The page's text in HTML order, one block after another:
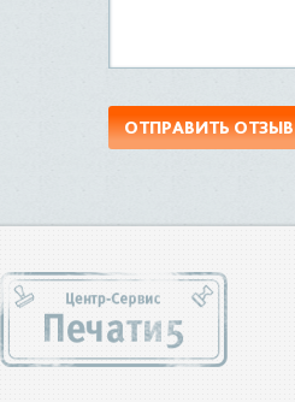
ОТПРАВИТЬ ОТЗЫВ